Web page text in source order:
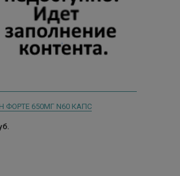
ФОРТЕ 650МГ N60 КАПС